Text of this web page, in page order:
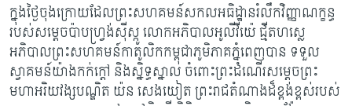
ក្នុងថ្ងៃចុងក្រោយដែលព្រះសហគមន៍សកលអធិដ្ឋានរំលឹកវិញ្ញាណក្ខន្ធ
របស់សម្តេចប៉ាបហ្វ្រង់ស៊ីស្កូ លោកអភិបាលអូលីវីយ៉េ ជ្មីតហស្លេ
អភិបាលព្រះសហគមន៍កាតូលិកកម្ពុជាភូមិភាគភ្នំពេញបាន ទទួល
ស្វាគមន៍យ៉ាងកក់ក្តៅ និងស្និទ្ធស្នាល ចំពោះព្រះដំណើរសម្ដេចព្រះ
មហាអរិយវង្សបណ្ឌិត យ៉ន សេងយៀត ព្រះរាជតំណាងដ៏ខ្ពង់ខ្ពស់របស់